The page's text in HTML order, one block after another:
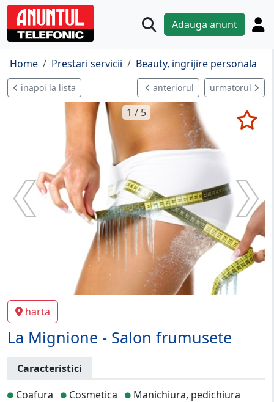
Adauga anunt
Home Prestari servicii Beauty, ingrijire personala
inapoi la lista anteriorul urmatorul
1 / 5
harta
La Mignione - Salon frumusete
Caracteristici
Coafura
Cosmetica
Manichiura, pedichiura